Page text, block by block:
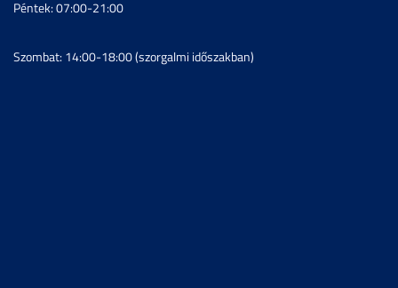
Péntek: 07:00-21:00
Szombat: 14:00-18:00 (szorgalmi időszakban)